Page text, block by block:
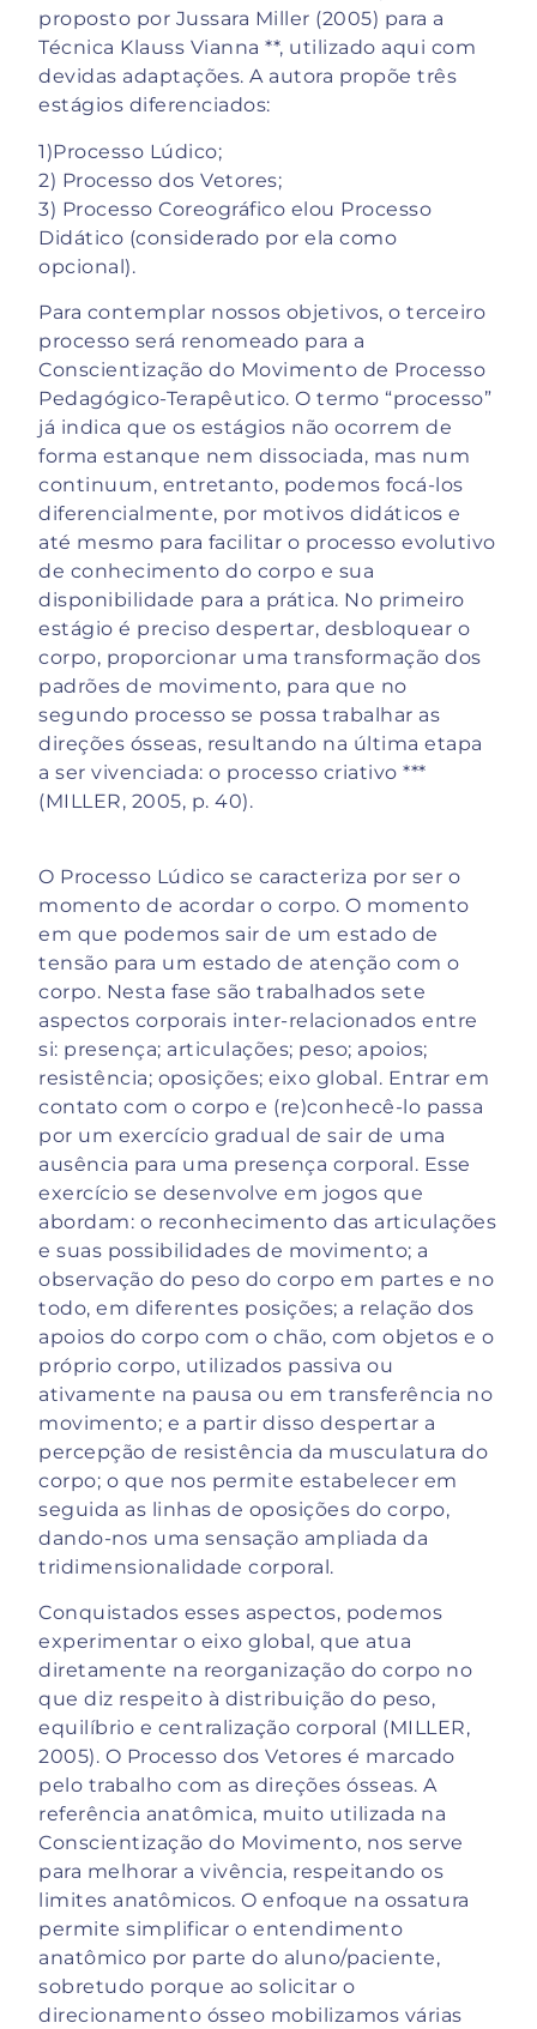
proposto por Jussara Miller (2005) para a
Técnica Klauss Vianna **, utilizado aqui com
devidas adaptações. A autora propõe três
estágios diferenciados:
1)Processo Lúdico;
2) Processo dos Vetores;
3) Processo Coreográfico elou Processo
Didático (considerado por ela como
opcional).
Para contemplar nossos objetivos, o terceiro
processo será renomeado para a
Conscientização do Movimento de Processo
Pedagógico-Terapêutico. O termo “processo”
já indica que os estágios não ocorrem de
forma estanque nem dissociada, mas num
continuum, entretanto, podemos focá-los
diferencialmente, por motivos didáticos e
até mesmo para facilitar o processo evolutivo
de conhecimento do corpo e sua
disponibilidade para a prática. No primeiro
estágio é preciso despertar, desbloquear o
corpo, proporcionar uma transformação dos
padrões de movimento, para que no
segundo processo se possa trabalhar as
direções ósseas, resultando na última etapa
a ser vivenciada: o processo criativo ***
(MILLER, 2005, p. 40).
O Processo Lúdico se caracteriza por ser o
momento de acordar o corpo. O momento
em que podemos sair de um estado de
tensão para um estado de atenção com o
corpo. Nesta fase são trabalhados sete
aspectos corporais inter-relacionados entre
si: presença; articulações; peso; apoios;
resistência; oposições; eixo global. Entrar em
contato com o corpo e (re)conhecê-lo passa
por um exercício gradual de sair de uma
ausência para uma presença corporal. Esse
exercício se desenvolve em jogos que
abordam: o reconhecimento das articulações
e suas possibilidades de movimento; a
observação do peso do corpo em partes e no
todo, em diferentes posições; a relação dos
apoios do corpo com o chão, com objetos e o
próprio corpo, utilizados passiva ou
ativamente na pausa ou em transferência no
movimento; e a partir disso despertar a
percepção de resistência da musculatura do
corpo; o que nos permite estabelecer em
seguida as linhas de oposições do corpo,
dando-nos uma sensação ampliada da
tridimensionalidade corporal.
Conquistados esses aspectos, podemos
experimentar o eixo global, que atua
diretamente na reorganização do corpo no
que diz respeito à distribuição do peso,
equilíbrio e centralização corporal (MILLER,
2005). O Processo dos Vetores é marcado
pelo trabalho com as direções ósseas. A
referência anatômica, muito utilizada na
Conscientização do Movimento, nos serve
para melhorar a vivência, respeitando os
limites anatômicos. O enfoque na ossatura
permite simplificar o entendimento
anatômico por parte do aluno/paciente,
sobretudo porque ao solicitar o
direcionamento ósseo mobilizamos várias